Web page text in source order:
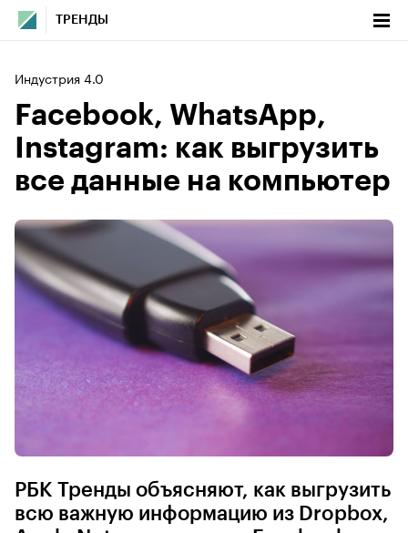
ТРЕНДЫ
Индустрия 4.0
Facebook, WhatsApp,
Instagram: как выгрузить
все данные на компьютер
РБК Тренды объясняют, как выгрузить
всю важную информацию из Dropbox,